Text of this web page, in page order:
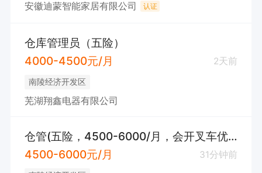
安徽迪蒙智能家居有限公司 认证
仓库管理员（五险）
4000-4500元/月
2天前
南陵经济开发区
芜湖翔鑫电器有限公司
仓管(五险，4500-6000/月，会开叉车优先)
4500-6000元/月
31分钟前